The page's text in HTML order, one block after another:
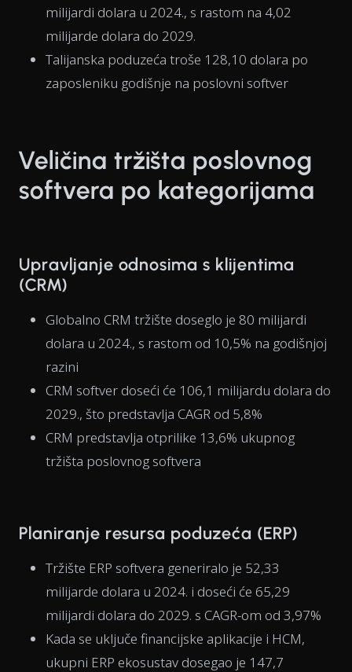
milijardi dolara u 2024., s rastom na 4,02
milijarde dolara do 2029.
Talijanska poduzeća troše 128,10 dolara po
zaposleniku godišnje na poslovni softver
Veličina tržišta poslovnog
softvera po kategorijama
Upravljanje odnosima s klijentima
(CRM)
Globalno CRM tržište doseglo je 80 milijardi
dolara u 2024., s rastom od 10,5% na godišnjoj
razini
CRM softver doseći će 106,1 milijardu dolara do
2029., što predstavlja CAGR od 5,8%
CRM predstavlja otprilike 13,6% ukupnog
tržišta poslovnog softvera
Planiranje resursa poduzeća (ERP)
Tržište ERP softvera generiralo je 52,33
milijarde dolara u 2024. i doseći će 65,29
milijardi dolara do 2029. s CAGR-om od 3,97%
Kada se uključe financijske aplikacije i HCM,
ukupni ERP ekosustav dosegao je 147,7